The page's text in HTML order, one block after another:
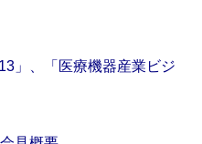
」、「医療機器産業ビジ